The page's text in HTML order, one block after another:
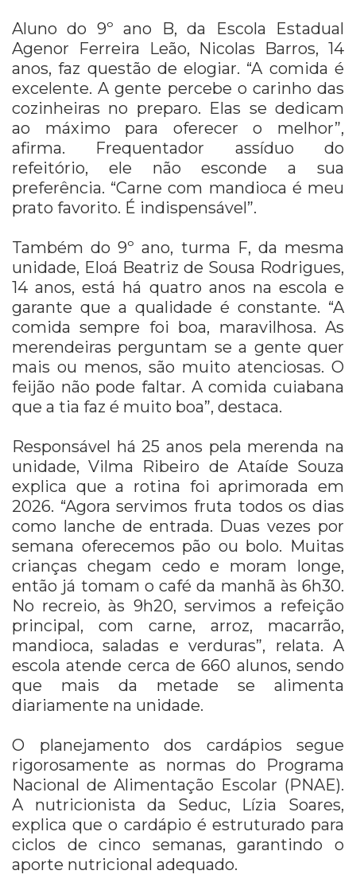
Aluno do 9º ano B, da Escola Estadual
Agenor Ferreira Leão, Nicolas Barros, 14
anos, faz questão de elogiar. “A comida é
excelente. A gente percebe o carinho das
cozinheiras no preparo. Elas se dedicam
ao máximo para oferecer o melhor”,
afirma. Frequentador assíduo do
refeitório, ele não esconde a sua
preferência. “Carne com mandioca é meu
prato favorito. É indispensável”.
Também do 9º ano, turma F, da mesma
unidade, Eloá Beatriz de Sousa Rodrigues,
14 anos, está há quatro anos na escola e
garante que a qualidade é constante. “A
comida sempre foi boa, maravilhosa. As
merendeiras perguntam se a gente quer
mais ou menos, são muito atenciosas. O
feijão não pode faltar. A comida cuiabana
que a tia faz é muito boa”, destaca.
Responsável há 25 anos pela merenda na
unidade, Vilma Ribeiro de Ataíde Souza
explica que a rotina foi aprimorada em
2026. “Agora servimos fruta todos os dias
como lanche de entrada. Duas vezes por
semana oferecemos pão ou bolo. Muitas
crianças chegam cedo e moram longe,
então já tomam o café da manhã às 6h30.
No recreio, às 9h20, servimos a refeição
principal, com carne, arroz, macarrão,
mandioca, saladas e verduras”, relata. A
escola atende cerca de 660 alunos, sendo
que mais da metade se alimenta
diariamente na unidade.
O planejamento dos cardápios segue
rigorosamente as normas do Programa
Nacional de Alimentação Escolar (PNAE).
A nutricionista da Seduc, Lízia Soares,
explica que o cardápio é estruturado para
ciclos de cinco semanas, garantindo o
aporte nutricional adequado.